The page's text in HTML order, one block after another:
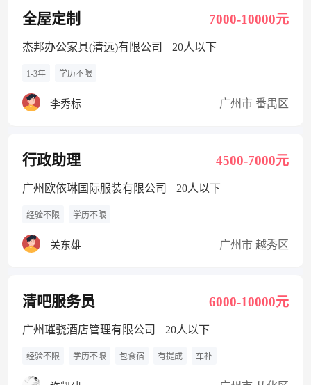
全屋定制 7000-10000元
杰邦办公家具(清远)有限公司 20人以下
1-3年 学历不限
李秀标 广州市 番禺区
行政助理 4500-7000元
广州欧依琳国际服装有限公司 20人以下
经验不限 学历不限
关东雄 广州市 越秀区
清吧服务员 6000-10000元
广州璀骁酒店管理有限公司 20人以下
经验不限 学历不限 包食宿 有提成 车补